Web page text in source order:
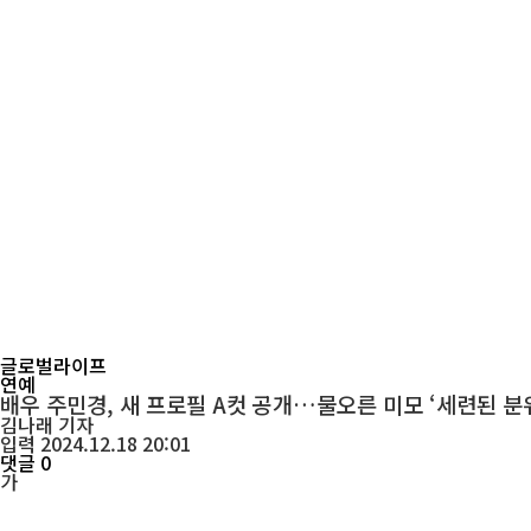
글로벌라이프
연예
배우 주민경, 새 프로필 A컷 공개…물오른 미모 ‘세련된 분
김나래기자
입력 2024.12.18 20:01
댓글 0
가